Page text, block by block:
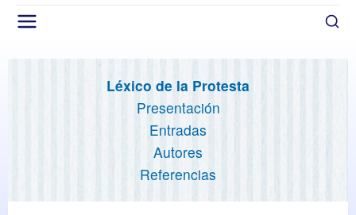
Léxico de la Protesta
Presentación
Entradas
Autores
Referencias